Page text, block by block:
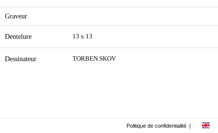
Graveur
Dentelure 13 x 13
Dessinateur TORBEN SKOV
Politique de confidentialité |